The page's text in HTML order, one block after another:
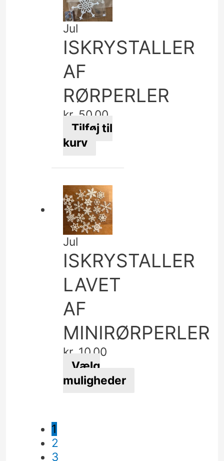
Jul
ISKRYSTALLER
AF
RØRPERLER
kr. 50,00
Tilføj til
kurv
Jul
ISKRYSTALLER
LAVET
AF
MINIRØRPERLER
kr. 10,00
Vælg
muligheder
1
2
3